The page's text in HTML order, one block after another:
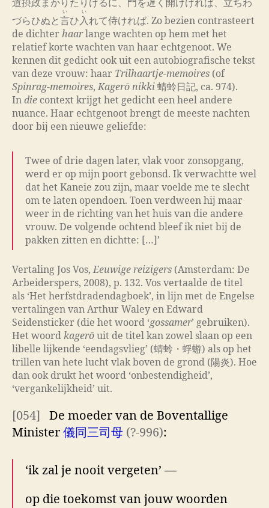
道摂政まかりたりけるに、 門 を遅 く 開けければ、 立ちわ
づらひぬと言
い
ひ入
い
れて侍ければ. Zo bezien contrasteert
de dichter haarlange wachten op hem met het
relatief korte wachten van haar echtgenoot. We
kennen dit gedicht ook uit een autobiografische tekst
van deze vrouw: haar Trilhaartje-memoires (of
Spinrag-memoires,Kagerō nikki 蜻蛉日記, ca. 974).
In die context krijgt het gedicht een heel andere
nuance. Haar echtgenoot brengt de meeste nachten
door bij een nieuwe geliefde:
Twee of drie dagen later, vlak voor zonsopgang,
werd er op mijn poort gebonsd. Ik verwachtte wel
dat het Kaneie zou zijn, maar voelde me te slecht
om te laten opendoen. Toen verdween hij maar
weer in de richting van het huis van die andere
vrouw. De volgende ochtend bleef ik niet bij de
pakken zitten en dichtte: […]’
Vertaling Jos Vos,Eeuwige reizigers (Amsterdam: De
Arbeiderspers, 2008), p. 132. Vos vertaalde de titel
als ‘Het herfstdradendagboek’, in lijn met de Engelse
vertalingen van Arthur Waley en Edward
Seidensticker (die het woord ‘gossamer’ gebruiken).
Het woord kagerō uit de titel kan zowel slaan op een
libelle lijkende ‘eendagsvlieg’ (蜻蛉・蜉蝣) als op het
trillen van hete lucht vlak boven de grond (陽炎). Hoe
dan ook drukt het woord ‘onbestendigheid’,
‘vergankelijkheid’ uit.
[054] De moeder van de Boventallige
Minister 儀同三司母 (?-996):
‘ik zal je nooit vergeten’ —
op die toekomst van jouw woorden